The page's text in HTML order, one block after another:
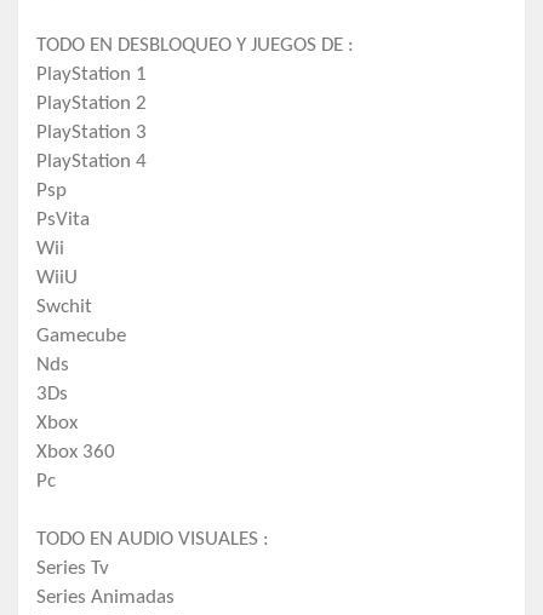
TODO EN DESBLOQUEO Y JUEGOS DE :
PlayStation 1
PlayStation 2
PlayStation 3
PlayStation 4
Psp
PsVita
Wii
WiiU
Swchit
Gamecube
Nds
3Ds
Xbox
Xbox 360
Pc
TODO EN AUDIO VISUALES :
Series Tv
Series Animadas